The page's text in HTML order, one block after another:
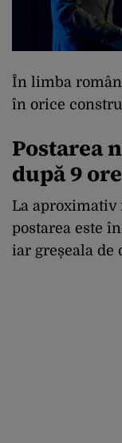
În limba
în orice
Postarea
după 9 ore
La aproximativ
postarea este
iar greșeala de